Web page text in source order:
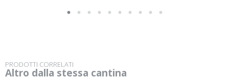
PRODOTTI CORRELATI
Altro dalla stessa cantina